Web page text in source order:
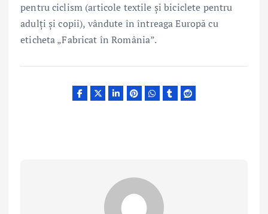
pentru ciclism (articole textile și biciclete pentru
adulți și copii), vândute în întreaga Europă cu
eticheta „Fabricat în România”.